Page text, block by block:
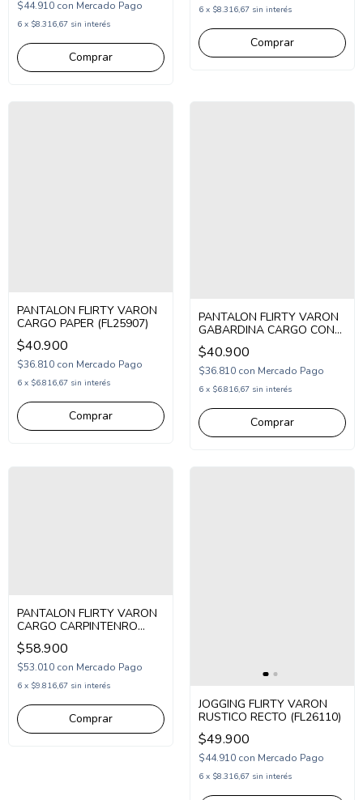
$44.910 con Mercado Pago
6 x $8.316,67 sin interés
Comprar
6 x $8.316,67 sin interés
Comprar
PANTALON FLIRTY VARON
CARGO PAPER (FL25907)
$40.900
$36.810 con Mercado Pago
6 x $6.816,67 sin interés
Comprar
PANTALON FLIRTY VARON
GABARDINA CARGO CON
LOGO SK90 (FL25903)
$40.900
$36.810 con Mercado Pago
6 x $6.816,67 sin interés
Comprar
PANTALON FLIRTY VARON
CARGO CARPINTENRO
RIBSTOP (FL25150)
$58.900
$53.010 con Mercado Pago
6 x $9.816,67 sin interés
Comprar
JOGGING FLIRTY VARON
RUSTICO RECTO (FL26110)
$49.900
$44.910 con Mercado Pago
6 x $8.316,67 sin interés